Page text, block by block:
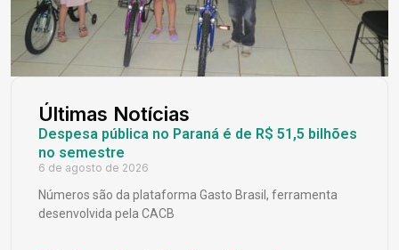
Últimas Notícias
Despesa pública no Paraná é de R$ 51,5 bilhões
no semestre
6 de agosto de 2026
Números são da plataforma Gasto Brasil, ferramenta
desenvolvida pela CACB